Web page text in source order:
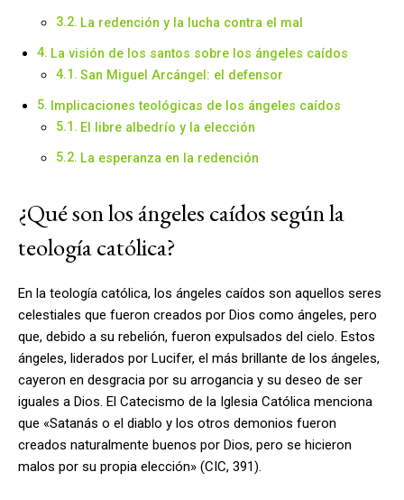
La redención y la lucha contra el mal
La visión de los santos sobre los ángeles caídos
San Miguel Arcángel: el defensor
Implicaciones teológicas de los ángeles caídos
El libre albedrío y la elección
La esperanza en la redención
¿Qué son los ángeles caídos según la
teología católica?
En la teología católica, los ángeles caídos son aquellos seres
celestiales que fueron creados por Dios como ángeles, pero
que, debido a su rebelión, fueron expulsados del cielo. Estos
ángeles, liderados por Lucifer, el más brillante de los ángeles,
cayeron en desgracia por su arrogancia y su deseo de ser
iguales a Dios. El Catecismo de la Iglesia Católica menciona
que «Satanás o el diablo y los otros demonios fueron
creados naturalmente buenos por Dios, pero se hicieron
malos por su propia elección» (CIC, 391).